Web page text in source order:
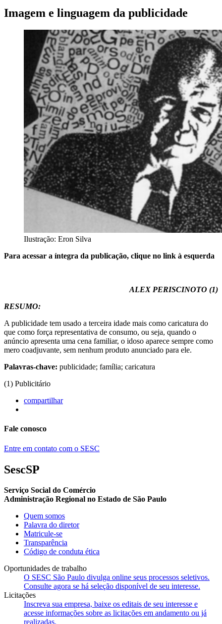
Imagem e linguagem da publicidade
Ilustração: Eron Silva
Para acessar a íntegra da publicação, clique no link à esquerda
ALEX PERISCINOTO (1)
RESUMO:
A publicidade tem usado a terceira idade mais como caricatura do
que como força representativa de consumo, ou seja, quando o
anúncio apresenta uma cena familiar, o idoso aparece sempre como
mero coadjuvante, sem nenhum produto anunciado para ele.
Palavras-chave: publicidade; família; caricatura
(1) Publicitário
compartilhar
Fale conosco
Entre em contato com o SESC
SescSP
Serviço Social do Comércio
Administração Regional no Estado de São Paulo
Quem somos
Palavra do diretor
Matricule-se
Transparência
Código de conduta ética
Oportunidades de trabalho
O SESC São Paulo divulga online seus processos seletivos.
Consulte agora se há seleção disponível de seu interesse.
Licitações
Inscreva sua empresa, baixe os editais de seu interesse e
acesse informações sobre as licitações em andamento ou já
realizadas.